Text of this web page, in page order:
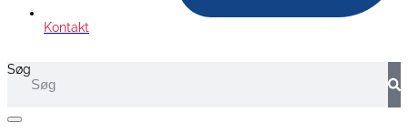
Kontakt
Søg